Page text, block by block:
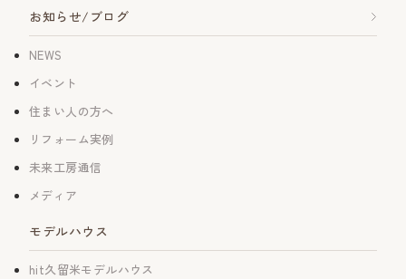
お知らせ/ブログ
NEWS
イベント
住まい人の方へ
リフォーム実例
未来工房通信
メディア
モデルハウス
hit久留米モデルハウス